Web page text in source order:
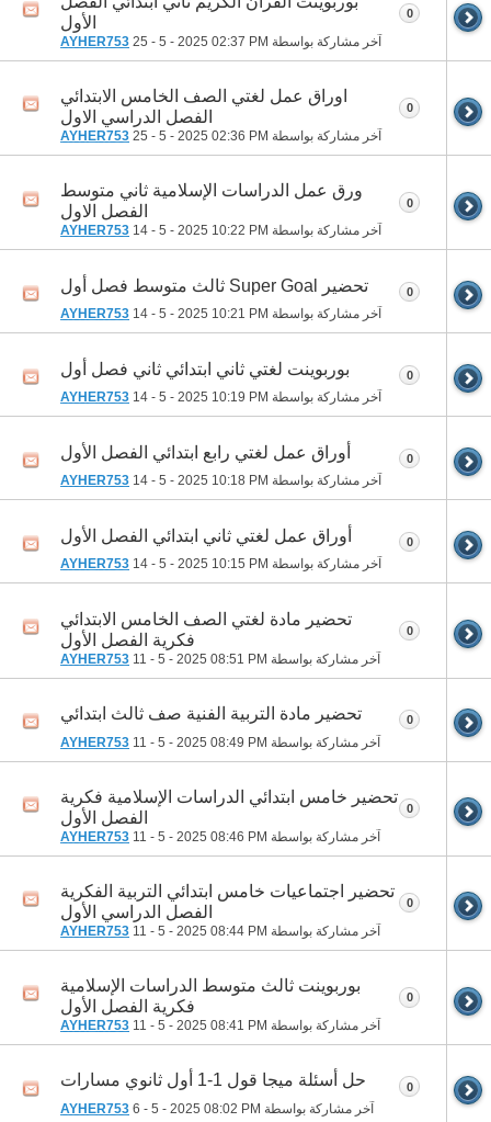
الأول
آخر مشاركة بواسطة AYHER753 25 - 5 - 2025 02:37 PM
0
اوراق عمل لغتي الصف الخامس الابتدائي
الفصل الدراسي الاول
آخر مشاركة بواسطة AYHER753 25 - 5 - 2025 02:36 PM
0
ورق عمل الدراسات الإسلامية ثاني متوسط
الفصل الاول
آخر مشاركة بواسطة AYHER753 14 - 5 - 2025 10:22 PM
0
تحضير Super Goal ثالث متوسط فصل أول
آخر مشاركة بواسطة AYHER753 14 - 5 - 2025 10:21 PM
0
بوربوينت لغتي ثاني ابتدائي ثاني فصل أول
آخر مشاركة بواسطة AYHER753 14 - 5 - 2025 10:19 PM
0
أوراق عمل لغتي رابع ابتدائي الفصل الأول
آخر مشاركة بواسطة AYHER753 14 - 5 - 2025 10:18 PM
0
أوراق عمل لغتي ثاني ابتدائي الفصل الأول
آخر مشاركة بواسطة AYHER753 14 - 5 - 2025 10:15 PM
0
تحضير مادة لغتي الصف الخامس الابتدائي
فكرية الفصل الأول
آخر مشاركة بواسطة AYHER753 11 - 5 - 2025 08:51 PM
0
تحضير مادة التربية الفنية صف ثالث ابتدائي
آخر مشاركة بواسطة AYHER753 11 - 5 - 2025 08:49 PM
0
تحضير خامس ابتدائي الدراسات الإسلامية فكرية
الفصل الأول
آخر مشاركة بواسطة AYHER753 11 - 5 - 2025 08:46 PM
0
تحضير اجتماعيات خامس ابتدائي التربية الفكرية
الفصل الدراسي الأول
آخر مشاركة بواسطة AYHER753 11 - 5 - 2025 08:44 PM
0
بوربوينت ثالث متوسط الدراسات الإسلامية
فكرية الفصل الأول
آخر مشاركة بواسطة AYHER753 11 - 5 - 2025 08:41 PM
0
حل أسئلة ميجا قول 1-1 أول ثانوي مسارات
آخر مشاركة بواسطة AYHER753 6 - 5 - 2025 08:02 PM
0